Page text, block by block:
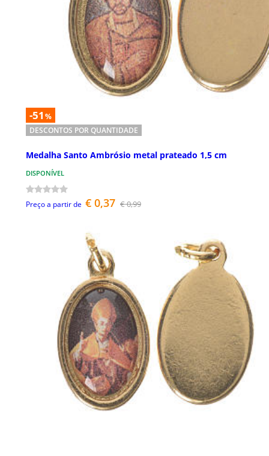
-51 %
DESCONTOS POR QUANTIDADE
Medalha Santo Ambrósio metal prateado 1,5 cm
DISPONÍVEL
Preço a partir de € 0,37 € 0,99